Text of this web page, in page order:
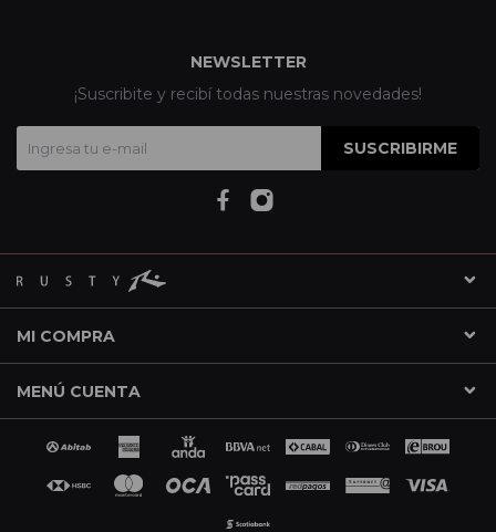
MI COMPRA
MENÚ CUENTA
NEWSLETTER
¡Suscribite y recibí todas nuestras novedades!
SUSCRIBIRME